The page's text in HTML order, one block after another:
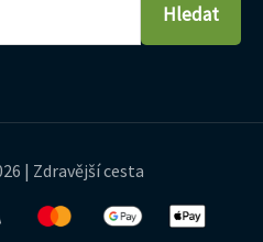
Hledat
| Zdravější cesta